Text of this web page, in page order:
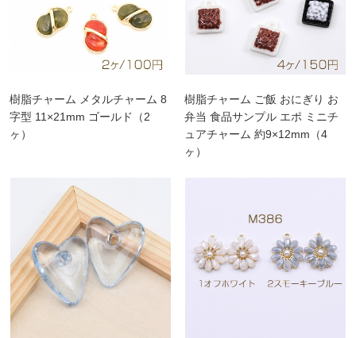
樹脂チャーム メタルチャーム 8
字型 11×21mm ゴールド（2
ヶ）
樹脂チャーム ご飯 おにぎり お
弁当 食品サンプル エポ ミニチ
ュアチャーム 約9×12mm（4
ヶ）